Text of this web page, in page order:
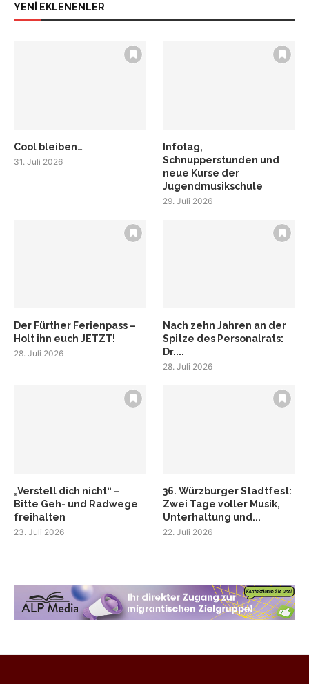
YENİ EKLENENLER
Cool bleiben…
31. Juli 2026
Infotag,
Schnupperstunden und
neue Kurse der
Jugendmusikschule
29. Juli 2026
Der Fürther Ferienpass –
Holt ihn euch JETZT!
28. Juli 2026
Nach zehn Jahren an der
Spitze des Personalrats:
Dr....
28. Juli 2026
„Verstell dich nicht“ –
Bitte Geh- und Radwege
freihalten
23. Juli 2026
36. Würzburger Stadtfest:
Zwei Tage voller Musik,
Unterhaltung und...
22. Juli 2026